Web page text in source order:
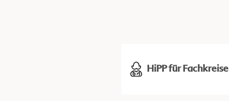
HiPP für Fachkreise